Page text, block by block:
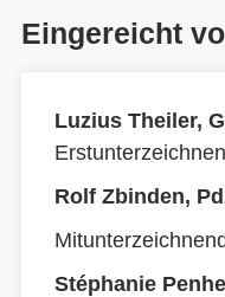
Eingereicht
Luzius Theiler,
Rolf Zbinden,
Stéphanie